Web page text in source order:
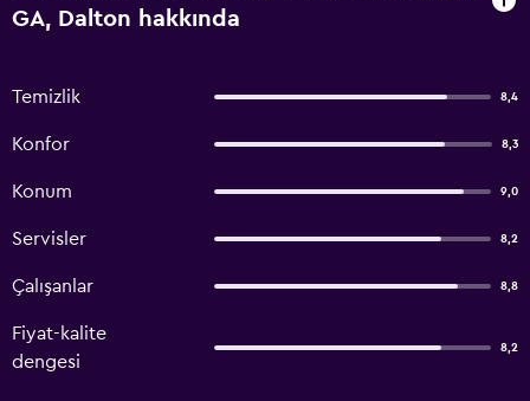
GA, Dalton hakkında
Temizlik 8,4
Konfor 8,3
Konum 9,0
Servisler 8,2
Çalışanlar 8,8
Fiyat-kalite
dengesi
8,2